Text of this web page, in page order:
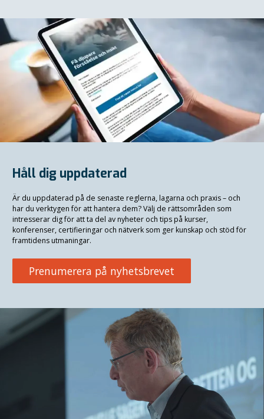
Håll dig uppdaterad
Är du uppdaterad på de senaste reglerna, lagarna och praxis– och
har du verktygen för att hantera dem? Välj de rättsområden som
intresserar dig för att ta del av nyheter och tips på kurser,
konferenser, certifieringar och nätverk som ger kunskap och stöd för
framtidens utmaningar.
Prenumerera på nyhetsbrevet